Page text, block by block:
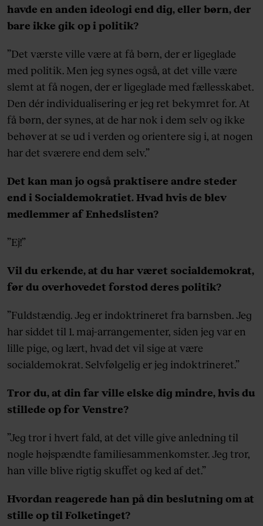
havde en anden ideologi end dig, eller børn, der
bare ikke gik op i politik?
”Det værste ville være at få børn, der er ligeglade
med politik. Men jeg synes også, at det ville være
slemt at få nogen, der er ligeglade med fællesskabet.
Den dér individualisering er jeg ret bekymret for. At
få børn, der synes, at de har nok i dem selv og ikke
behøver at se ud i verden og orientere sig i, at nogen
har det sværere end dem selv.”
Det kan man jo også praktisere andre steder
end i Socialdemokratiet. Hvad hvis de blev
medlemmer af Enhedslisten?
”Ej!”
Vil du erkende, at du har været socialdemokrat,
før du overhovedet forstod deres politik?
”Fuldstændig. Jeg er indoktrineret fra barnsben. Jeg
har siddet til 1. maj-arrangementer, siden jeg var en
lille pige, og lært, hvad det vil sige at være
socialdemokrat. Selvfølgelig er jeg indoktrineret.”
Tror du, at din far ville elske dig mindre, hvis du
stillede op for Venstre?
”Jeg tror i hvert fald, at det ville give anledning til
nogle højspændte familiesammenkomster. Jeg tror,
han ville blive rigtig skuffet og ked af det.”
Hvordan reagerede han på din beslutning om at
stille op til Folketinget?